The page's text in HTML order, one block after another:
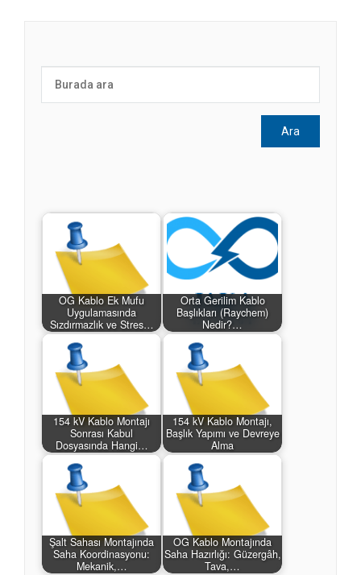
OG Kablo Ek Mufu
Uygulamasında
Sızdırmazlık ve Stres…
Orta Gerilim Kablo
Başlıkları (Raychem)
Nedir?…
154 kV Kablo Montajı
Sonrası Kabul
Dosyasında Hangi…
154 kV Kablo Montajı,
Başlık Yapımı ve Devreye
Alma
Şalt Sahası Montajında
Saha Koordinasyonu:
Mekanik,…
OG Kablo Montajında
Saha Hazırlığı: Güzergâh,
Tava,…